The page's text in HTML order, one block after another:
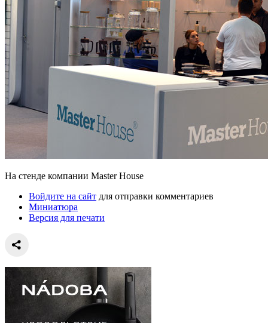
На стенде компании Master House
Войдите на сайт для отправки комментариев
Миниатюра
Версия для печати